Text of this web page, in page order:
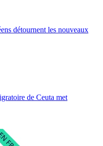
détournent les nouveaux
de Ceuta met